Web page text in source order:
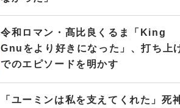
令和ロマン・髙比良くるま「King
Gnuをより好きになった」、打ち上
でのエピソードを明かす
「ユーミンは私を支えてくれた」死